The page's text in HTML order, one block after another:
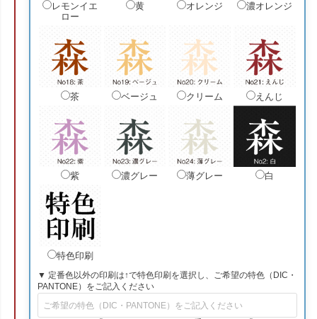
レモンイエ
ロー
黄 オレンジ 濃オレンジ
茶 ベージュ クリーム えんじ
紫 濃グレー 薄グレー 白
特色印刷
▼ 定番色以外の印刷は↑で特色印刷を選択し、ご希望の特色（DIC・
PANTONE）をご記入ください